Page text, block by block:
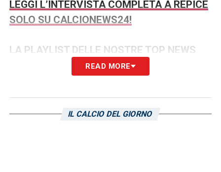
LEGGI L’INTERVISTA COMPLETA A REPICE
SOLO SU CALCIONEWS24!
LA PLAYLIST DELLE NOSTRE TOP NEWS
READ MORE
IL CALCIO DEL GIORNO